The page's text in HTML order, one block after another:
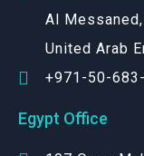
Al
United Arab
+971-50-
Egypt Office